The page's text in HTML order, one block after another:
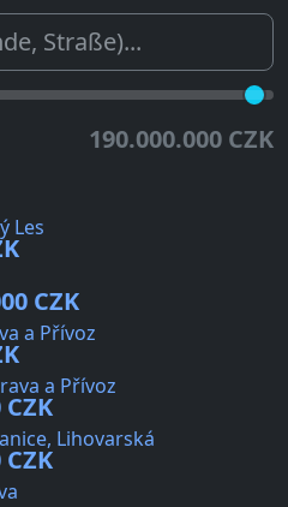
190.000.000 CZK
Les
CZK
a Přívoz
a Přívoz
Lihovarská